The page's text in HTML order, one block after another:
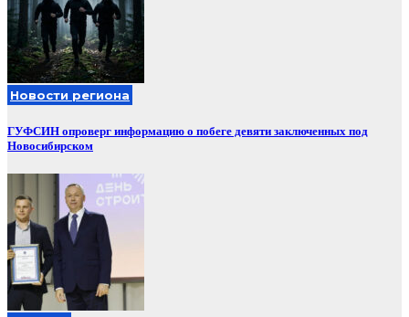
Новости региона
ГУФСИН опроверг информацию о побеге девяти заключенных под
Новосибирском